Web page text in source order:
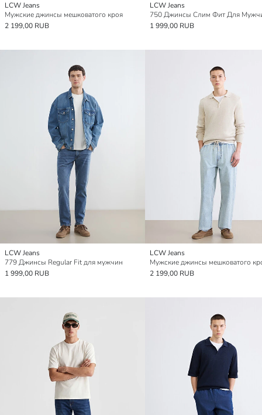
LCW Jeans
Мужские джинсы мешковатого кроя
2 199,00 RUB
LCW Jeans
750 Джинсы Слим Фит Для
1 999,00 RUB
LCW Jeans
779 Джинсы Regular Fit для мужчин
1 999,00 RUB
LCW Jeans
Мужские джинсы мешковатого
2 199,00 RUB